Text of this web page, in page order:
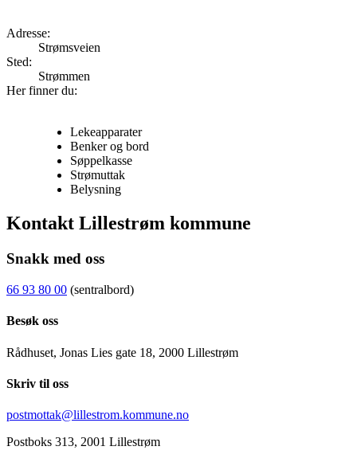
Adresse:
Strømsveien
Sted:
Strømmen
Her finner du:
Lekeapparater
Benker og bord
Søppelkasse
Strømuttak
Belysning
Kontakt Lillestrøm kommune
Snakk med oss
66 93 80 00 (sentralbord)
Besøk oss
Rådhuset, Jonas Lies gate 18, 2000 Lillestrøm
Skriv til oss
postmottak@lillestrom.kommune.no
Postboks 313, 2001 Lillestrøm